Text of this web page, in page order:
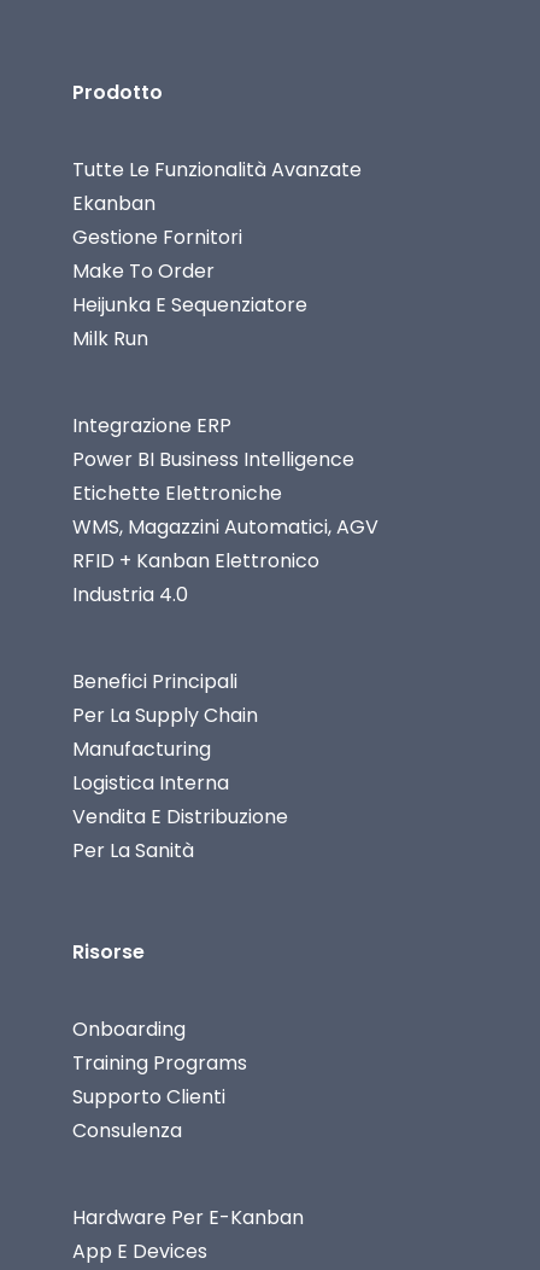
Prodotto
Tutte Le Funzionalità Avanzate
Ekanban
Gestione Fornitori
Make To Order
Heijunka E Sequenziatore
Milk Run
Integrazione ERP
Power BI Business Intelligence
Etichette Elettroniche
WMS, Magazzini Automatici, AGV
RFID + Kanban Elettronico
Industria 4.0
Benefici Principali
Per La Supply Chain
Manufacturing
Logistica Interna
Vendita E Distribuzione
Per La Sanità
Risorse
Onboarding
Training Programs
Supporto Clienti
Consulenza
Hardware Per E-Kanban
App E Devices